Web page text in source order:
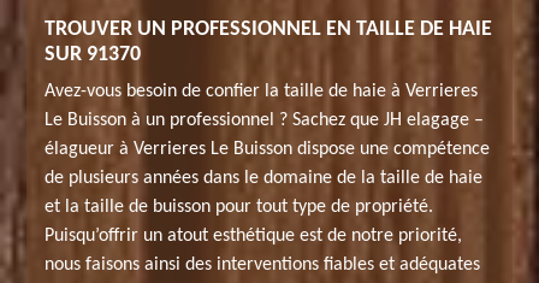
TROUVER UN PROFESSIONNEL EN TAILLE DE HAIE
SUR 91370
Avez-vous besoin de confier la taille de haie à Verrieres
Le Buisson à un professionnel ? Sachez que JH elagage –
élagueur à Verrieres Le Buisson dispose une compétence
de plusieurs années dans le domaine de la taille de haie
et la taille de buisson pour tout type de propriété.
Puisqu’offrir un atout esthétique est de notre priorité,
nous faisons ainsi des interventions fiables et adéquates